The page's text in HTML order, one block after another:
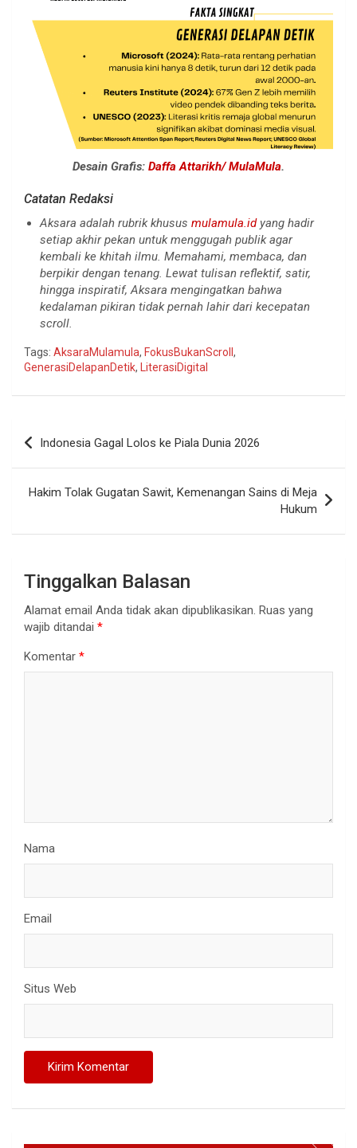
Desain Grafis: Daffa Attarikh/ MulaMula.
Catatan Redaksi
Aksara adalah rubrik khusus mulamula.id yang hadir
setiap akhir pekan untuk menggugah publik agar
kembali ke khitah ilmu. Memahami, membaca, dan
berpikir dengan tenang. Lewat tulisan reflektif, satir,
hingga inspiratif, Aksara mengingatkan bahwa
kedalaman pikiran tidak pernah lahir dari kecepatan
scroll.
Tags: AksaraMulamula, FokusBukanScroll ,
GenerasiDelapanDetik, LiterasiDigital
Navigasi
pos
Indonesia Gagal Lolos ke Piala Dunia 2026
Hakim Tolak Gugatan Sawit, Kemenangan Sains di Meja
Hukum
Tinggalkan Balasan
Alamat email Anda tidak akan dipublikasikan. Ruas yang
wajib ditandai *
Komentar *
Nama
Email
Situs Web